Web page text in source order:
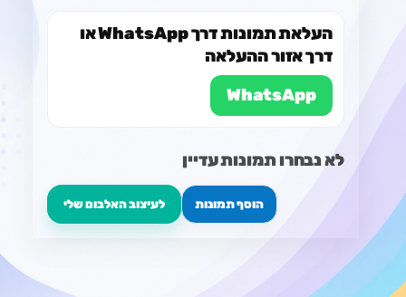
העלאת תמונות דרך WhatsApp או
דרך אזור ההעלאה
WhatsApp
לא נבחרו תמונות עדיין
הוסף תמונות לעיצוב האלבום שלי